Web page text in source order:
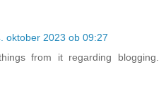
oktober 2023 ob 09:27
from it regarding blogging.